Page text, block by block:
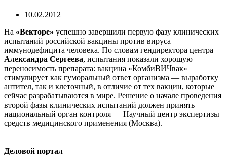
10.02.2012
На «Векторе» успешно завершили первую фазу клинических
испытаний российской вакцины против вируса
иммунодефицита человека. По словам гендиректора центра
Александра Сергеева, испытания показали хорошую
переносимость препарата: вакцина «КомбиВИЧвак»
стимулирует как гуморальный ответ организма — выработку
антител, так и клеточный, в отличие от тех вакцин, которые
сейчас разрабатываются в мире. Решение о начале проведения
второй фазы клинических испытаний должен принять
национальный орган контроля — Научный центр экспертизы
средств медицинского применения (Москва).
Деловой портал